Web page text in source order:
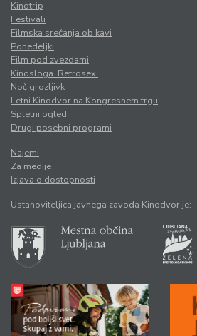
Kinotrip
Festivali
Filmska srečanja ob kavi
Ponedeljki
Film pod zvezdami
Kinosloga. Retrosex.
Noč grozljivk
Letni Kinodvor na Kongresnem trgu
Spletni ogled
Drugi posebni programi
Najemi
Za medije
Izjava o dostopnosti
Ustanoviteljica javnega zavoda Kinodvor je: